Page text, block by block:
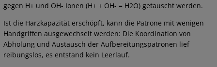
gegen H+ und OH- Ionen (H+ + OH- = H2O) getauscht werden.
Ist die Harzkapazität erschöpft, kann die Patrone mit wenigen
Handgriffen ausgewechselt werden: Die Koordination von
Abholung und Austausch der Aufbereitungspatronen lief
reibungslos, es entstand kein Leerlauf.